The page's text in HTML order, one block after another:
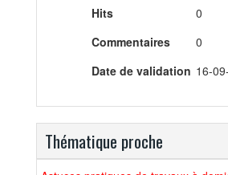
Hits
0
Commentaires
0
Date de validation 16-
Thématique proche